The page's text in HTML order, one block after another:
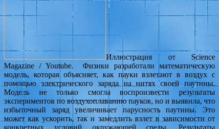
Иллюстрация от Science
Magazine / Youtube. Физики разработали математическую
модель, которая объясняет, как пауки взлетают в воздух с
помощью электрического заряда на нитях своей паутины.
Модель не только смогла воспроизвести результаты
экспериментов по воздухоплаванию пауков, но и выявила, что
избыточный заряд увеличивает парусность паутины. Это
может как ускорить, так и замедлить взлет в зависимости от
конкретных условий окружающей среды. Результаты